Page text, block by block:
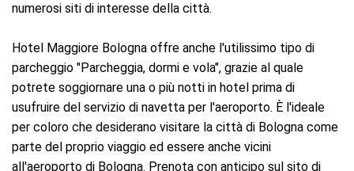
numerosi siti di interesse della città.
Hotel Maggiore Bologna offre anche l'utilissimo tipo di
parcheggio "Parcheggia, dormi e vola", grazie al quale
potrete soggiornare una o più notti in hotel prima di
usufruire del servizio di navetta per l'aeroporto. È l'ideale
per coloro che desiderano visitare la città di Bologna come
parte del proprio viaggio ed essere anche vicini
all'aeroporto di Bologna. Prenota con anticipo sul sito di